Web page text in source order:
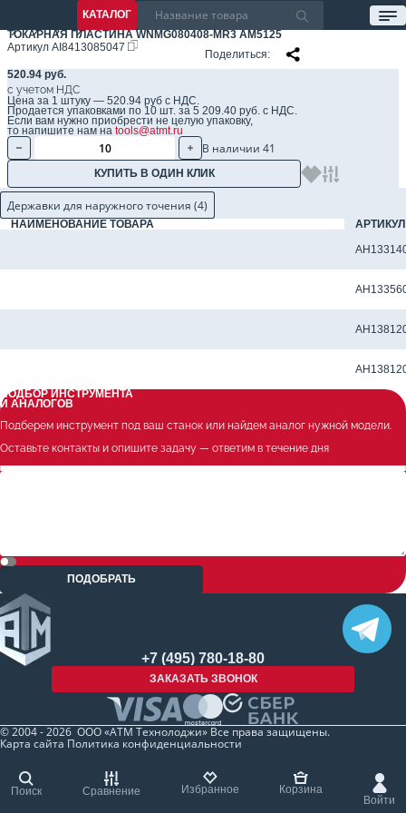
КАТАЛОГ
Поиск Сравнение Избранное
Корзина
Войти
ТОКАРНАЯ ПЛАСТИНА WNMG080408-MR3 AM5125
Артикул AI8413085047
Поделиться
520.94 руб.
с учетом НДС
Цена за 1 штуку — 520.94 руб с НДС.
Продается упаковками по 10 шт. за 5 209.40 руб. с НДС.
Если вам нужно приобрести не целую упаковку,
то напишите нам на tools@atmt.ru
В наличии 41
КУПИТЬ В ОДИН КЛИК
Державки для наружного точения (4)
НАИМЕНОВАНИЕ ТОВАРА
АРТИКУЛ
ПОДБОР ИНСТРУМЕНТА
И АНАЛОГОВ
Подберем инструмент под ваш станок или найдем аналог нужной модели.
Оставьте контакты и опишите задачу — ответим в течение дня
ПОДОБРАТЬ
+7 (495) 780-18-80
ЗАКАЗАТЬ ЗВОНОК
© 2004 - 2026 ООО «АТМ Технолоджи» Все права защищены.
Карта сайта Политика конфиденциальности